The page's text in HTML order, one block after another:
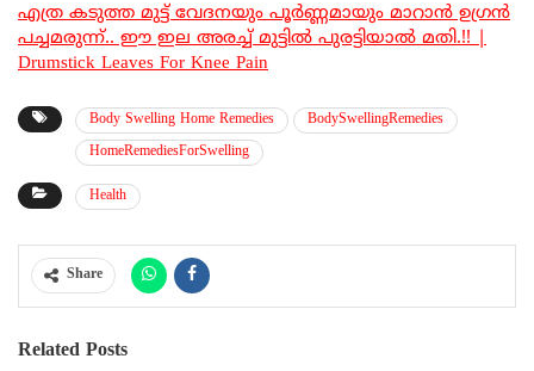
എത്ര കടുത്ത മുട്ട് വേദനയും പൂർണ്ണമായും മാറാൻ ഉഗ്രൻ
പച്ചമരുന്ന്.. ഈ ഇല അരച്ച് മുട്ടിൽ പുരട്ടിയാൽ മതി.!! |
Drumstick Leaves For Knee Pain
Body Swelling Home Remedies
BodySwellingRemedies
HomeRemediesForSwelling
Health
Share
Related Posts